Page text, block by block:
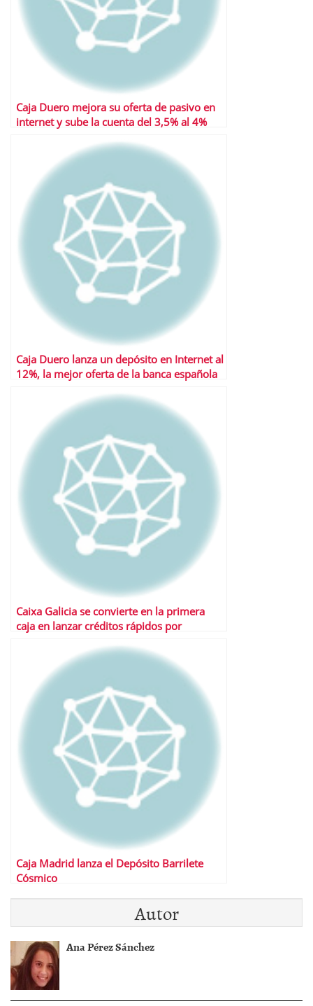
Caja Duero mejora su oferta de pasivo en
internet y sube la cuenta del 3,5% al 4%
Caja Duero lanza un depósito en Internet al
12%, la mejor oferta de la banca española
Caixa Galicia se convierte en la primera
caja en lanzar créditos rápidos por
Caja Madrid lanza el Depósito Barrilete
Cósmico
Autor
Ana Pérez Sánchez